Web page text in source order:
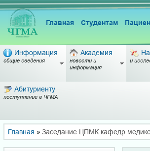
Главная Студентам
Информация
общие сведения
Академия
новости и
информация
и
Абитуриенту
поступление в ЧГМА
Главная » Заседание ЦПМК кафедр